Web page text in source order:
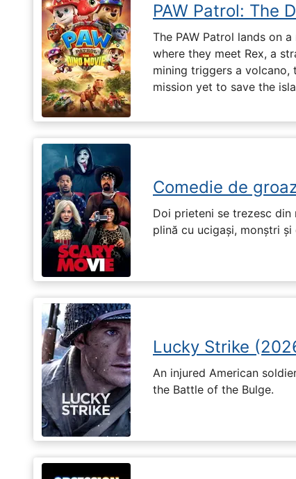
PAW Patrol: The
The PAW Patrol lands on
where they meet Rex, a
mining triggers a volcano,
mission yet to save the
Comedie de
Doi prieteni se trezesc
plină cu ucigași, monștri
Lucky Strike
An injured American
the Battle of the Bulge.